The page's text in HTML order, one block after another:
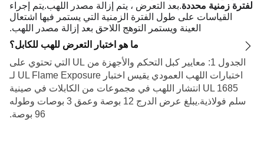
لفترة زمنية محددة.بعد التعرض ، يتم إزالة مصدر اللهب.يتم إجراء
القياسات على طول الفترة الزمنية التي يستمر فيها اشتعال
العينة ويستمر التوهج اللاحق بعد إزالة مصدر اللهب.
ما هو اختبار التعرض للهب للكابل؟
الجدول 1: معايير كبل التحكم والأجهزة من UL التي تحتوي على
اختبارات اللهب العمودي يقيس اختبار UL Flame Exposure لـ
UL 1685 انتشار اللهب في مجموعات من الكابلات في صينية
سلم فولاذية.يبلغ عرض الدرج 12 بوصة وعمق 3 بوصات وطوله
96 بوصة.